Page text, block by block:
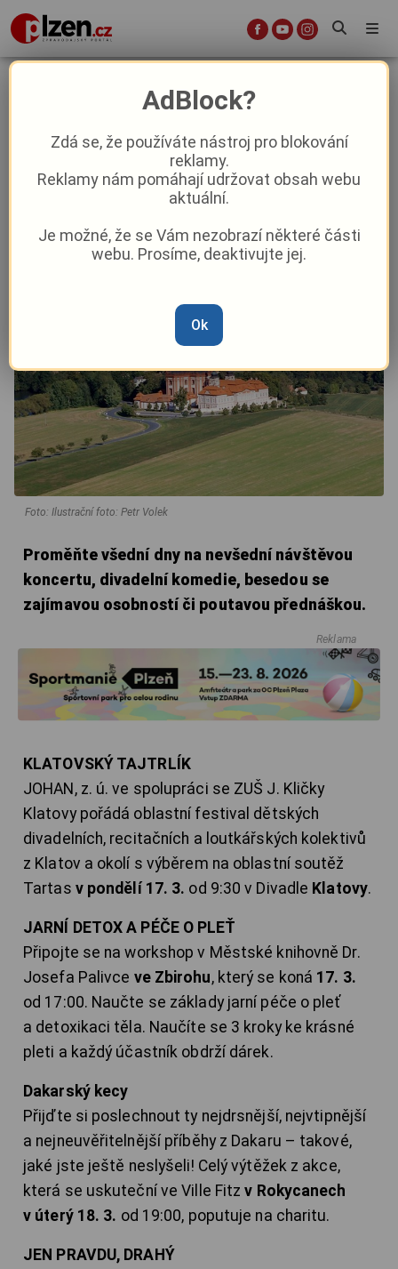
Čím si třetí březnový týden
zpříjemní náš kraj?
Z kraje
16. 3. 2025|16:34
Foto: Ilustrační foto: Petr Volek
Proměňte všední dny na nevšední návštěvou
koncertu, divadelní komedie, besedou se
zajímavou osobností či poutavou přednáškou.
Reklama
KLATOVSKÝ TAJTRLÍK
JOHAN, z. ú. ve spolupráci se ZUŠ J. Kličky
Klatovy pořádá oblastní festival dětských
divadelních, recitačních a loutkářských kolektivů
z Klatov a okolí s výběrem na oblastní soutěž
Tartas v pondělí 17. 3. od 9:30 v Divadle Klatovy.
JARNÍ DETOX A PÉČE O PLEŤ
Připojte se na workshop v Městské knihovně Dr.
Josefa Palivce ve Zbirohu, který se koná 17. 3.
od 17:00. Naučte se základy jarní péče o pleť
a detoxikaci těla. Naučíte se 3 kroky ke krásné
pleti a každý účastník obdrží dárek.
Dakarský kecy
Přijďte si poslechnout ty nejdrsnější, nejvtipnější
a nejneuvěřitelnější příběhy z Dakaru – takové,
jaké jste ještě neslyšeli! Celý výtěžek z akce,
která se uskuteční ve Ville Fitzv Rokycanech
v úterý 18. 3. od 19:00, poputuje na charitu.
JEN PRAVDU, DRAHÝ
AdBlock?
Zdá se, že používáte nástroj pro blokování
reklamy.
Reklamy nám pomáhají udržovat obsah webu
aktuální.
Je možné, že se Vám nezobrazí některé části
webu. Prosíme, deaktivujte jej.
Ok